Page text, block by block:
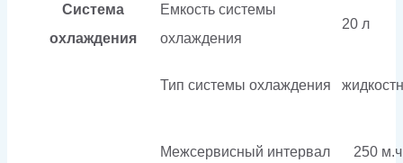
Система
охлаждения
Емкость системы
охлаждения
20 л
Тип системы охлаждения
Межсервисный интервал 250